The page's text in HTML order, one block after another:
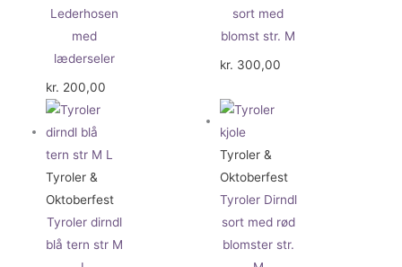
Lederhosen
med
læderseler
kr. 200,00
sort med
blomst str. M
kr. 300,00
Tyroler &
Oktoberfest
Tyroler dirndl
blå tern str M
Tyroler &
Oktoberfest
Tyroler Dirndl
sort med rød
blomster str.